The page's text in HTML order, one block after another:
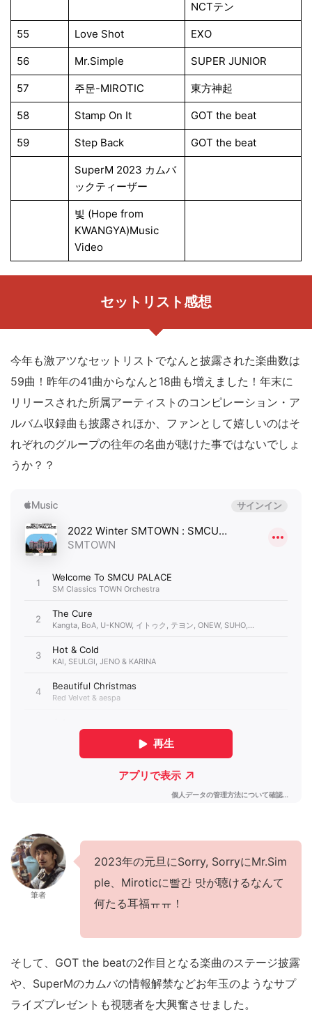
NCTテン
55 Love Shot EXO
56 Mr.Simple SUPER JUNIOR
57 주문-MIROTIC 東方神起
58 Stamp On It GOT the beat
59 Step Back GOT the beat
SuperM 2023 カムバ
ックティーザー
빛 (Hope from
KWANGYA)Music
Video
セットリスト感想
今年も激アツなセットリストでなんと披露された楽曲数は
59曲！昨年の41曲からなんと18曲も増えました！年末に
リリースされた所属アーティストのコンピレーション・ア
ルバム収録曲も披露されほか、ファンとして嬉しいのはそ
れぞれのグループの往年の名曲が聴けた事ではないでしょ
うか？？
筆者
2023年の元旦にSorry, SorryにMr.Sim
ple、Miroticに빨간 맛が聴けるなんて
何たる耳福ㅠㅠ！
そして、GOT the beatの2作目となる楽曲のステージ披露
や、SuperMのカムバの情報解禁などお年玉のようなサプ
ライズプレゼントも視聴者を大興奮させました。